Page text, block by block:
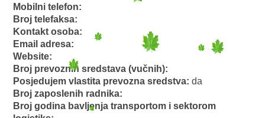
Mobilni telefon:
Broj telefaksa:
Kontakt osoba:
Email adresa:
Website:
Broj prevoznih sredstava (vučnih):
Posjedujem vlastita prevozna sredstva:da
Broj zaposlenih radnika:
Broj godina bavljenja transportom i sektorom